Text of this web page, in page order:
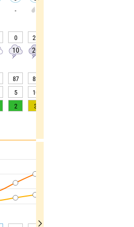
-
0 25
10 20
87 82
5 10
2 3